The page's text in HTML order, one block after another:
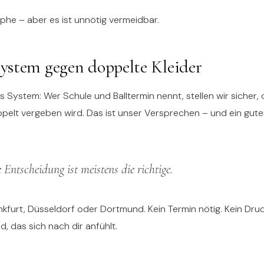
– aber es ist unnötig vermeidbar.
gegen doppelte Kleider
System: Wer Schule und Balltermin nennt, stellen wir sicher,
vergeben wird. Das ist unser Versprechen – und ein
Entscheidung ist meistens die richtige.
Düsseldorf oder Dortmund. Kein Termin nötig. Kein
das sich nach dir anfühlt.